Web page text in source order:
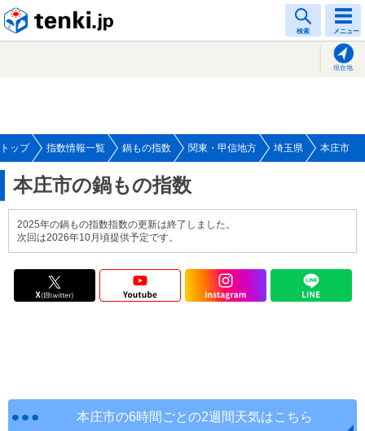
検索 メニュー
現在地
トップ 指数情報一覧 鍋もの指数 関東・甲信地方 埼玉県 本庄市
本庄市の鍋もの指数
2025年の鍋もの指数指数の更新は終了しました。
次回は2026年10月頃提供予定です。
本庄市の6時間ごとの2週間天気はこちら